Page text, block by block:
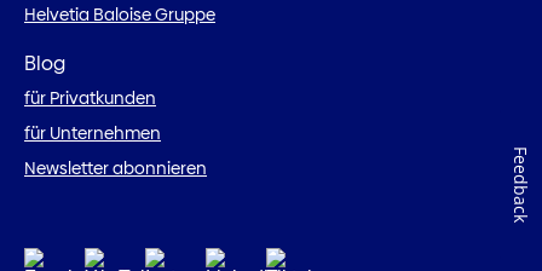
Helvetia Baloise Gruppe
Blog
für Privatkunden
für Unternehmen
Newsletter abonnieren
Feedback